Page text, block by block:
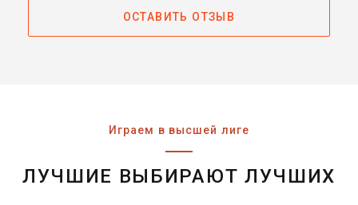
ОСТАВИТЬ ОТЗЫВ
Играем в высшей лиге
ЛУЧШИЕ ВЫБИРАЮТ ЛУЧШИХ